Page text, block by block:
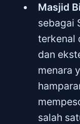
Masjid
sebagai
terkenal
dan
menara
salah